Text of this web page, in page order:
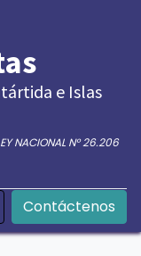
e Islas
NACIONAL N° 26.206
Contáctenos